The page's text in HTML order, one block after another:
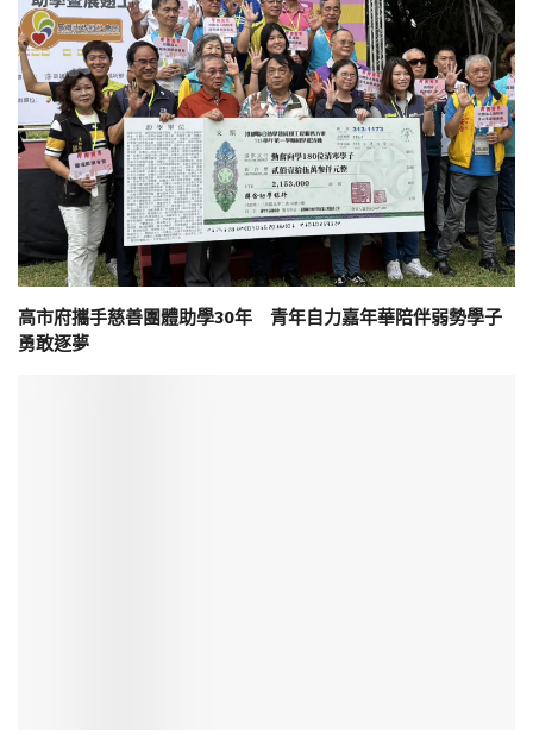
高市府攜手慈善團體助學30年 青年自力嘉年華陪伴弱勢學子
勇敢逐夢